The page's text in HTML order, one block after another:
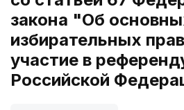
закона "Об
избирательных
участие в
Российской